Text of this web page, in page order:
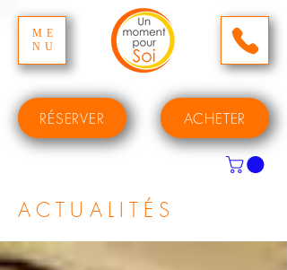
RÉSERVER ACHETER
ME
NU
ACTUALITÉS